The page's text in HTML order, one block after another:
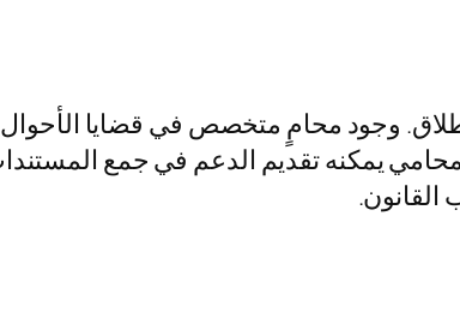
وجود محامٍ متخصص في قضايا
يمكنه تقديم الدعم في جمع